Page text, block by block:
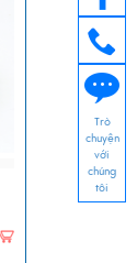
Trò
chuyện
với
chúng
tôi